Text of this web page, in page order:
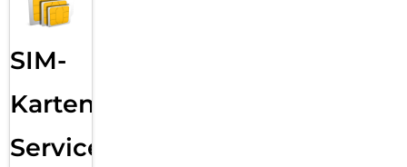
SIM-
Karten
Service: